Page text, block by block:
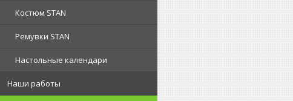
Костюм STAN
Ремувки STAN
Настольные календари
Наши работы